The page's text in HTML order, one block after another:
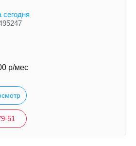
сегодня
р/мес
51